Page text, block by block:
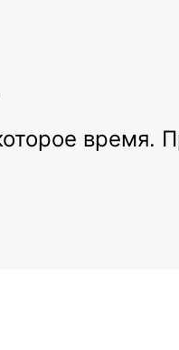
время.